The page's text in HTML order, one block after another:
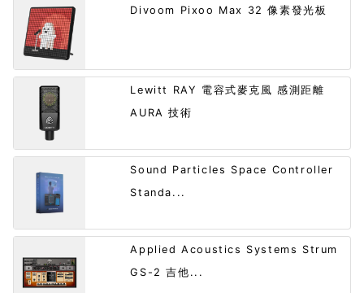
Divoom Pixoo Max 32 像素發光板
Lewitt RAY 電容式麥克風 感測距離
AURA 技術
Sound Particles Space Controller
Standa...
Applied Acoustics Systems Strum
GS-2 吉他...